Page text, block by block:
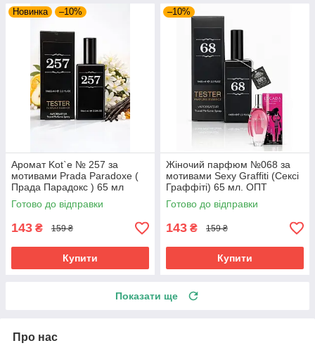
Новинка –10%
Аромат Kot`e № 257 за
мотивами Prada Paradoxe (
Прада Парадокс ) 65 мл
Готово до відправки
143 ₴ 159 ₴
Купити
–10%
Жіночий парфюм №068 за
мотивами Sexy Graffiti (Сексі
Граффіті) 65 мл. ОПТ
Готово до відправки
143 ₴ 159 ₴
Купити
Показати ще
Про нас